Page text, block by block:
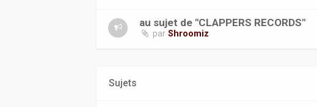
au sujet de "CLAPPERS RECORDS"
parShroomiz
Sujets